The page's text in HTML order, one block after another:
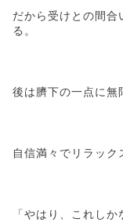
だから受けとの間
る。
後は臍下の一点に無
自信満々でリラック
「やはり、これしか